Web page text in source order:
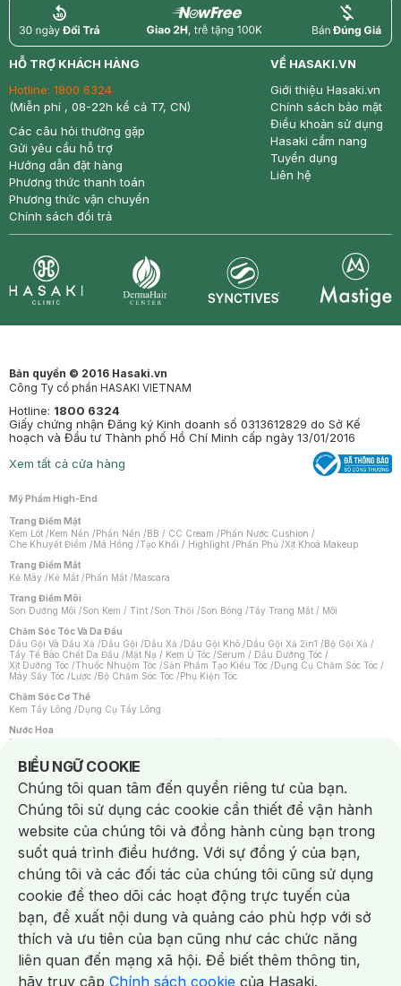
NowFree 2H Giao Nhanh Miễn Phí 2H Xem chi tiết
return nowfree price
HỖ TRỢ KHÁCH HÀNG
Hotline: 1800 6324
(Miễn phí , 08-22h kể cả T7, CN)
Các câu hỏi thường gặp
Gửi yêu cầu hỗ trợ
Hướng dẫn đặt hàng
Phương thức thanh toán
Phương thức vận chuyển
Chính sách đổi trả
VỀ HASAKI.VN
Giới thiệu Hasaki.vn
Chính sách bảo mật
Điều khoản sử dụng
Hasaki cẩm nang
Tuyển dụng
Liên hệ
Bản quyền © 2016 Hasaki.vn
Công Ty cổ phần HASAKI VIETNAM
Hotline: 1800 6324
Giấy chứng nhận Đăng ký Kinh doanh số 0313612829 do Sở Kế
hoạch và Đầu tư Thành phố Hồ Chí Minh cấp ngày 13/01/2016
Xem tất cả cửa hàng
Mỹ Phẩm High-End
Trang Điểm Mặt
Kem Lót /Kem Nền /Phấn Nền /BB / CC Cream /Phấn Nước Cushion /
Che Khuyết Điểm /Má Hồng /Tạo Khối / Highlight /Phấn Phủ /Xịt Khoá Makeup
Trang Điểm Mắt
Kẻ Mày /Kẻ Mắt /Phấn Mắt /Mascara
Trang Điểm Môi
Son Dưỡng Môi /Son Kem / Tint /Son Thỏi /Son Bóng /Tẩy Trang Mắt / Môi
Chăm Sóc Tóc Và Da Đầu
Dầu Gội Và Dầu Xả /Dầu Gội /Dầu Xả /Dầu Gội Khô /Dầu Gội Xả 2in1 /Bộ Gội Xả /
Tẩy Tế Bào Chết Da Đầu /Mặt Nạ / Kem Ủ Tóc /Serum / Dầu Dưỡng Tóc /
Xịt Dưỡng Tóc /Thuốc Nhuộm Tóc /Sản Phẩm Tạo Kiểu Tóc /Dụng Cụ Chăm Sóc Tóc /
Máy Sấy Tóc /Lược /Bộ Chăm Sóc Tóc /Phụ Kiện Tóc
Chăm Sóc Cơ Thể
Kem Tẩy Lông /Dụng Cụ Tẩy Lông
Nước Hoa
Nước Hoa Nữ
Chăm Sóc Cá Nhân
Chống Muỗi /Khẩu Trang /Máy Massage/Mặt Nạ Xông Hơi /Nước Rửa Tay/
Sản Phẩm Chăm Sóc Khác /Bàn Chải Đánh Răng /Bàn Chải Điện/
Hỗ Trợ Trắng Răng/Kem Đánh Răng /Máy Tăm Nước/ Nước Súc Miệng/
Tăm / Chỉ Nha Khoa/ Xịt Thơm Miệng / Dung Dịch Vệ Sinh/Dưỡng Vùng Kín/
Khăn Ướt Vệ Sinh Vùng Kín/Băng Vệ Sinh/Tampon/Bọt Cạo Râu /Dao Cạo Râu/
Máy Cạo Râu
Vấn Đề Về Da
Da Dầu / Lỗ Chân Lông To/ Da Khô / Mất Nước/ Da Lão Hóa/ Da Mụn/
Da Nhạy Cảm / Kích Ứng
Da Xỉn Màu Thâm / Nám / Tàn Nhang
Quầng Thâm & Bọng Mắt /Sẹo /Viêm Da Cơ Địa
Dụng Cụ / Phụ Kiện Chăm Sóc Da
Bông Tẩy Trang
Khăn Lau Mặt Khô Dụng Cụ / Máy Rửa Mặt Máy Chăm Sóc Da
Dụng Cụ Chăm Sóc Khác
BIỂU NGỮ COOKIE
Notice about cookies usage
Chúng tôi quan tâm đến quyền riêng tư của bạn.
Chúng tôi sử dụng các cookie cần thiết để vận hành
website của chúng tôi và đồng hành cùng bạn trong
suốt quá trình điều hướng. Với sự đồng ý của bạn,
chúng tôi và các đối tác của chúng tôi cũng sử dụng
cookie để theo dõi các hoạt động trực tuyến của
bạn, đề xuất nội dung và quảng cáo phù hợp với sở
thích và ưu tiên của bạn cũng như các chức năng
liên quan đến mạng xã hội. Để biết thêm thông tin,
hãy truy cập Chính sách cookie của Hasaki.